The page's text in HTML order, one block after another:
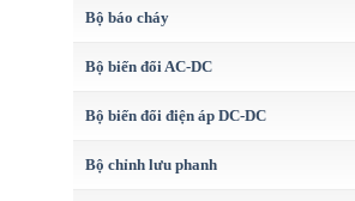
Bộ báo cháy
Bộ biến đổi AC-DC
Bộ biến đổi điện áp DC-DC
Bộ chỉnh lưu phanh